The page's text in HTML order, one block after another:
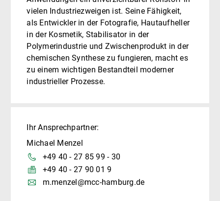
vielen Industriezweigen ist. Seine Fähigkeit,
als Entwickler in der Fotografie, Hautaufheller
in der Kosmetik, Stabilisator in der
Polymerindustrie und Zwischenprodukt in der
chemischen Synthese zu fungieren, macht es
zu einem wichtigen Bestandteil moderner
industrieller Prozesse.
Ihr Ansprechpartner:
Michael Menzel
+49 40 - 27 85 99 - 30
+49 40 - 27 90 01 9
m.menzel@mcc-hamburg.de